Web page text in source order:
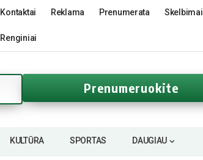
Kontaktai Reklama Prenumerata Skelbimai
Renginiai
Prenumeruokite
KULTŪRA SPORTAS DAUGIAU